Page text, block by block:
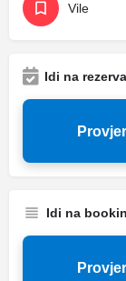
Vile
Idi na
Idi na